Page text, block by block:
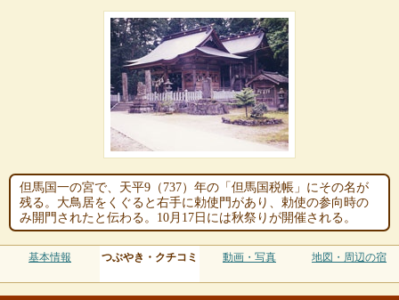
但馬国一の宮で、天平9（737）年の「但馬国税帳」にその名が
残る。大鳥居をくぐると右手に勅使門があり、勅使の参向時の
み開門されたと伝わる。10月17日には秋祭りが開催される。
基本情報 つぶやき・クチコミ 動画・写真 地図・周辺の宿